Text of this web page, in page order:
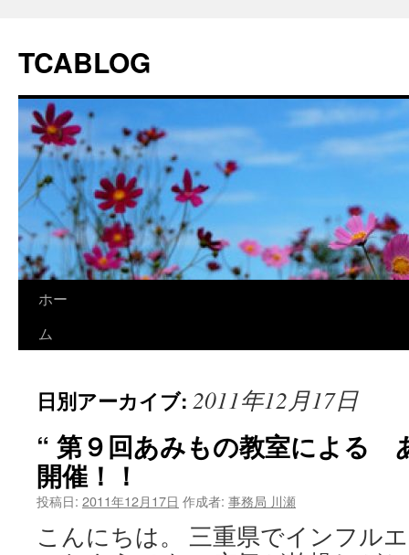
TCABLOG
ツ
へ
ス
ホー
ム
日別アーカイブ: 2011年12月17日
“ 第９回あみもの教室による
開催！！
投稿日: 2011年12月17日 作成者: 事務局 川瀬
こんにちは。 三重県でインフル